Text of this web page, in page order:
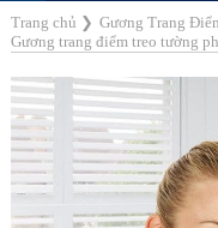
Trang chủ ❯ Gương Trang
Gương trang điểm treo tường